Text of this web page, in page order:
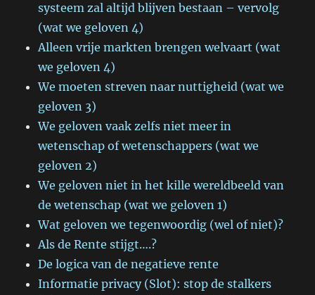
systeem zal altijd blijven bestaan – vervolg
(wat we geloven 4)
Alleen vrije markten brengen welvaart (wat
we geloven 4)
We moeten streven naar nuttigheid (wat we
geloven 3)
We geloven vaak zelfs niet meer in
wetenschap of wetenschappers (wat we
geloven 2)
We geloven niet in het kille wereldbeeld van
de wetenschap (wat we geloven 1)
Wat geloven we tegenwoordig (wel of niet)?
Als de Rente stijgt….?
De logica van de negatieve rente
Informatie privacy (Slot): stop de stalkers